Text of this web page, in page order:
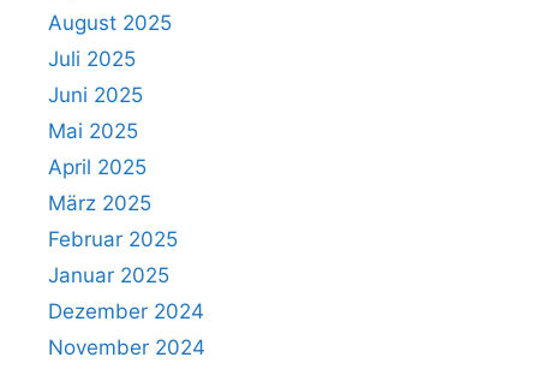
August 2025
Juli 2025
Juni 2025
Mai 2025
April 2025
März 2025
Februar 2025
Januar 2025
Dezember 2024
November 2024